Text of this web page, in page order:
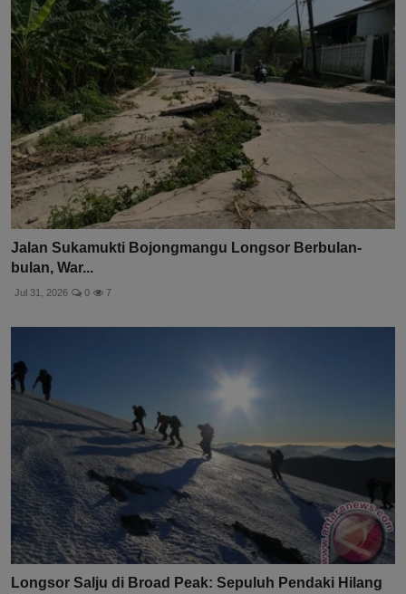
Jalan Sukamukti Bojongmangu Longsor Berbulan-
bulan, War...
Jul 31, 2026 0 7
Longsor Salju di Broad Peak: Sepuluh Pendaki Hilang